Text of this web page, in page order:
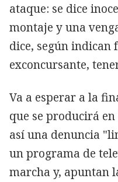
ataque: se dice
montaje y una
dice, según indican
exconcursante,
Va a esperar a la
que se producirá
así una denuncia
un programa de
marcha y, apuntan